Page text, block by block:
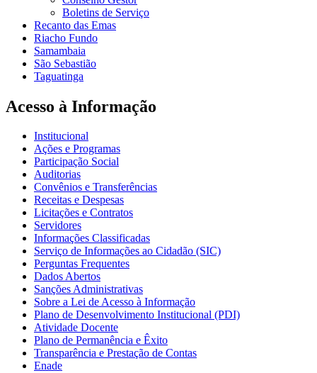
Boletins de Serviço
Recanto das Emas
Riacho Fundo
Samambaia
São Sebastião
Taguatinga
Acesso à Informação
Institucional
Ações e Programas
Participação Social
Auditorias
Convênios e Transferências
Receitas e Despesas
Licitações e Contratos
Servidores
Informações Classificadas
Serviço de Informações ao Cidadão (SIC)
Perguntas Frequentes
Dados Abertos
Sanções Administrativas
Sobre a Lei de Acesso à Informação
Plano de Desenvolvimento Institucional (PDI)
Atividade Docente
Plano de Permanência e Êxito
Transparência e Prestação de Contas
Enade